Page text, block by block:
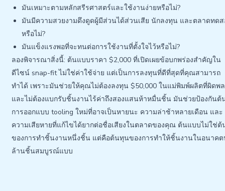
มันเหมาะตามหลักสรีรศาสตร์และใช้งานง่ายหรือไม่?
มันมีความสวยงามดึงดูดผู้มีส่วนได้ส่วนเสีย นักลงทุน และตลาดทด
หรือไม่?
มันแข็งแรงพอที่จะทนต่อการใช้งานที่ตั้งใจไว้หรือไม่?
ลองพิจารณาสิ่งนี้: ต้นแบบราคา $2,000 ที่เปิดเผยข้อบกพร่องสำคัญใน
ดีไซน์ snap-fit ไม่ใช่ค่าใช้จ่าย แต่เป็นการลงทุนที่ดีที่สุดที่คุณสามารถ
ทำได้ เพราะมันช่วยให้คุณไม่ต้องลงทุน $50,000 ในแม่พิมพ์ผลิตที่ผิดพ
และไม่ต้องแบกรับชิ้นงานไร้ค่าถึงสองแสนห้าหมื่นชิ้น มันช่วยป้องกันต้
การออกแบบ tooling ใหม่ที่อาจเป็นหายนะ ความล่าช้าหลายเดือน และ
ความเสียหายที่แก้ไขได้ยากต่อชื่อเสียงในตลาดของคุณ ต้นแบบไม่ใช่
ของการทำชิ้นงานหนึ่งชิ้น แต่คือต้นทุนของการทำให้ชิ้นงานในอนาค
ล้านชิ้นสมบูรณ์แบบ